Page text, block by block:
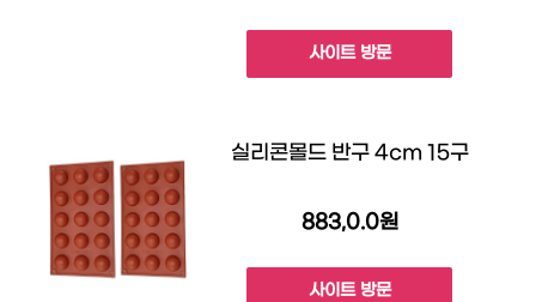
사이트 방문
실리콘몰드 반구 4cm 15구
883,0.0원
사이트 방문